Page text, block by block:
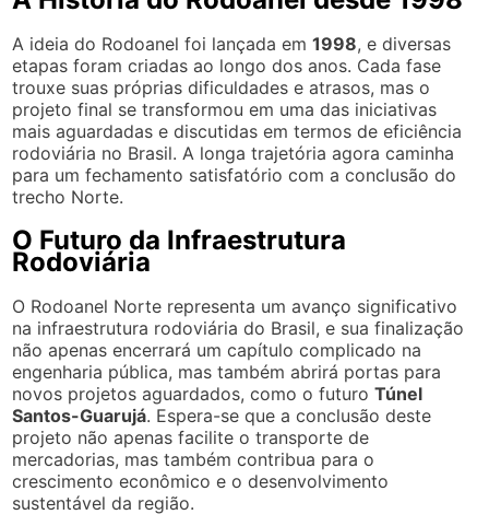
A ideia do Rodoanel foi lançada em1998, e diversas
etapas foram criadas ao longo dos anos. Cada fase
trouxe suas próprias dificuldades e atrasos, mas o
projeto final se transformou em uma das iniciativas
mais aguardadas e discutidas em termos de eficiência
rodoviária no Brasil. A longa trajetória agora caminha
para um fechamento satisfatório com a conclusão do
trecho Norte.
O Futuro da Infraestrutura
Rodoviária
O Rodoanel Norte representa um avanço significativo
na infraestrutura rodoviária do Brasil, e sua finalização
não apenas encerrará um capítulo complicado na
engenharia pública, mas também abrirá portas para
novos projetos aguardados, como o futuroTúnel
Santos-Guarujá. Espera-se que a conclusão deste
projeto não apenas facilite o transporte de
mercadorias, mas também contribua para o
crescimento econômico e o desenvolvimento
sustentável da região.